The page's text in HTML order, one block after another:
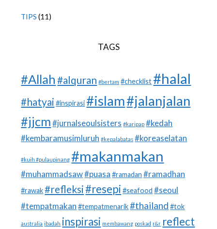
TIPS (11)
TAGS
#Allah #alquran #bertam #checklist #halal
#hatyai #inspirasi #islam#jalanjalan
#jjcm #jurnalseoulsisters #karipap #kedah
#kembaramusimluruh #kepalabatas #koreaselatan
#kuih #pulaupinang #makanmakan
#muhammadsaw#puasa #ramadan #ramadhan
#rawak #refleksi#resepi #seafood #seoul
#tempatmakan #tempatmenarik #thailand #tok
australia ibadah inspirasi membawang poskad r&r reflect